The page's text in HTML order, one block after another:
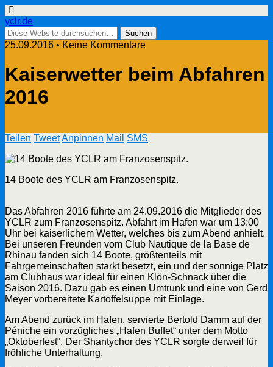
yclr.de
25.09.2016 • Keine Kommentare
Kaiserwetter beim Abfahren
2016
Teilen TweetAnpinnen Mail SMS
14 Boote des YCLR am Franzosenspitz.
Das Abfahren 2016 führte am 24.09.2016 die Mitglieder des
YCLR zum Franzosenspitz. Abfahrt im Hafen war um 13:00
Uhr bei kaiserlichem Wetter, welches bis zum Abend anhielt.
Bei unseren Freunden vom Club Nautique de la Base de
Rhinau fanden sich 14 Boote, größtenteils mit
Fahrgemeinschaften starkt besetzt, ein und der sonnige Platz
am Clubhaus war ideal für einen Klön-Schnack über die
Saison 2016. Dazu gab es einen Umtrunk und eine von Gerd
Meyer vorbereitete Kartoffelsuppe mit Einlage.
Am Abend zurück im Hafen, servierte Bertold Damm auf der
Péniche ein vorzügliches „Hafen Buffet“ unter dem Motto
„Oktoberfest“. Der Shantychor des YCLR sorgte derweil für
fröhliche Unterhaltung.